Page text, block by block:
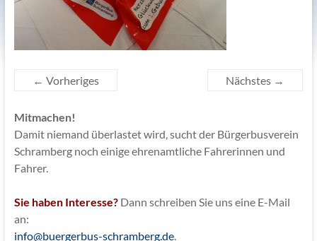
← Vorheriges Nächstes →
Mitmachen!
Damit niemand überlastet wird, sucht der Bürgerbusverein
Schramberg noch einige ehrenamtliche Fahrerinnen und
Fahrer.
Sie haben Interesse? Dann schreiben Sie uns eine E-Mail
an:
info@buergerbus-schramberg.de.